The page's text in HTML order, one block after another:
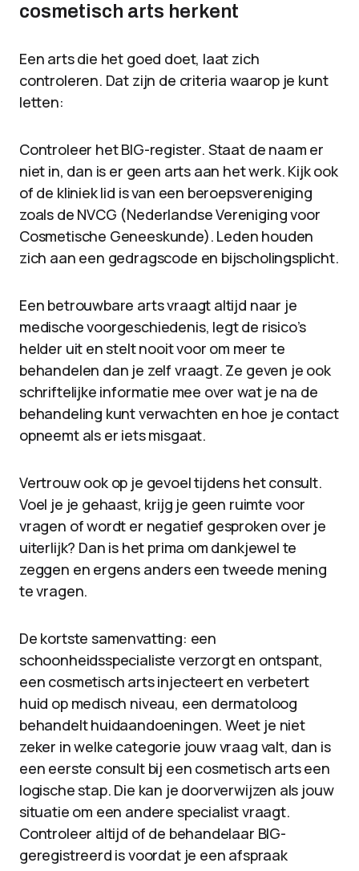
cosmetisch arts herkent
Een arts die het goed doet, laat zich
controleren. Dat zijn de criteria waarop je kunt
letten:
Controleer het BIG-register. Staat de naam er
niet in, dan is er geen arts aan het werk. Kijk ook
of de kliniek lid is van een beroepsvereniging
zoals de NVCG (Nederlandse Vereniging voor
Cosmetische Geneeskunde). Leden houden
zich aan een gedragscode en bijscholingsplicht.
Een betrouwbare arts vraagt altijd naar je
medische voorgeschiedenis, legt de risico’s
helder uit en stelt nooit voor om meer te
behandelen dan je zelf vraagt. Ze geven je ook
schriftelijke informatie mee over wat je na de
behandeling kunt verwachten en hoe je contact
opneemt als er iets misgaat.
Vertrouw ook op je gevoel tijdens het consult.
Voel je je gehaast, krijg je geen ruimte voor
vragen of wordt er negatief gesproken over je
uiterlijk? Dan is het prima om dankjewel te
zeggen en ergens anders een tweede mening
te vragen.
De kortste samenvatting: een
schoonheidsspecialiste verzorgt en ontspant,
een cosmetisch arts injecteert en verbetert
huid op medisch niveau, een dermatoloog
behandelt huidaandoeningen. Weet je niet
zeker in welke categorie jouw vraag valt, dan is
een eerste consult bij een cosmetisch arts een
logische stap. Die kan je doorverwijzen als jouw
situatie om een andere specialist vraagt.
Controleer altijd of de behandelaar BIG-
geregistreerd is voordat je een afspraak